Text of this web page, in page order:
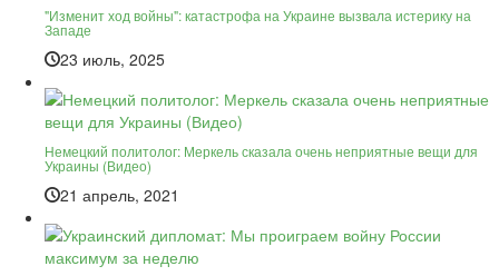
"Изменит ход войны": катастрофа на Украине вызвала истерику на
Западе
23 июль, 2025
Немецкий политолог: Меркель сказала очень неприятные вещи для
Украины (Видео)
21 апрель, 2021